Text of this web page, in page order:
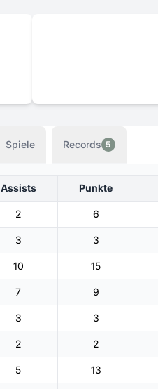
Spiele Records 5
Assists Punkte
2 6
3 3
10 15
7 9
3 3
2 2
5 13